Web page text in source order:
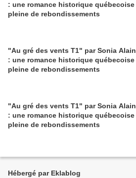
: une romance historique québecoise
pleine de rebondissements
"Au gré des vents T1" par Sonia Alain
: une romance historique québecoise
pleine de rebondissements
"Au gré des vents T1" par Sonia Alain
: une romance historique québecoise
pleine de rebondissements
Hébergé par Eklablog